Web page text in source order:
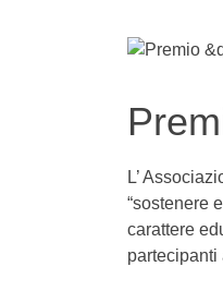
L’
“sostenere
carattere
partecipanti